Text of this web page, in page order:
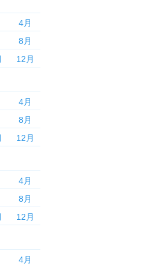
4月
8月
12月
4月
8月
12月
4月
8月
12月
4月